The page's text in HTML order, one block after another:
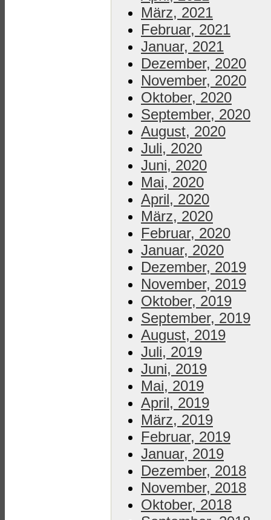
März, 2021
Februar, 2021
Januar, 2021
Dezember, 2020
November, 2020
Oktober, 2020
September, 2020
August, 2020
Juli, 2020
Juni, 2020
Mai, 2020
April, 2020
März, 2020
Februar, 2020
Januar, 2020
Dezember, 2019
November, 2019
Oktober, 2019
September, 2019
August, 2019
Juli, 2019
Juni, 2019
Mai, 2019
April, 2019
März, 2019
Februar, 2019
Januar, 2019
Dezember, 2018
November, 2018
Oktober, 2018